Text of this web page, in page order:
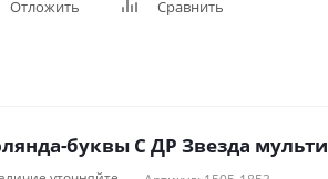
Отложить Сравнить
буквы С ДР Звезда